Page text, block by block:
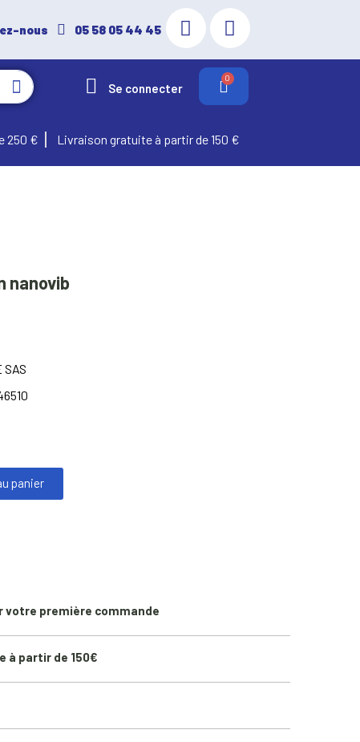
nous 05 58 05 44 45
Se connecter
250 € Livraison gratuite à partir de 150 €
nanovib
SAS
panier
votre première commande
à partir de 150€